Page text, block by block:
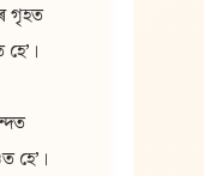
গৃহত
হেʼ।